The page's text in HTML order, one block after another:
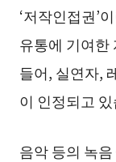
‘저작인접권’
유통에 기여한
들어, 실연자,
이 인정되고
음악 등의 녹